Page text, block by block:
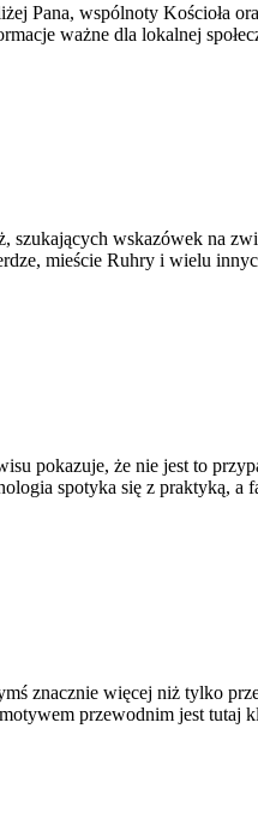
Pana, wspólnoty Kościoła
ważne dla lokalnej
wskazówek na
mieście Ruhry i wielu
pokazuje, że nie jest to
spotyka się z praktyką, a
znacznie więcej niż tylko
przewodnim jest tutaj